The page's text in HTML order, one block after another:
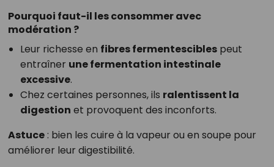
Pourquoi faut-il les consommer avec
modération ?
Leur richesse en fibres fermentesciblespeut
entraîner une fermentation intestinale
excessive.
Chez certaines personnes, ils ralentissent la
digestion et provoquent des inconforts.
Astuce: bien les cuire à la vapeur ou en soupe pour
améliorer leur digestibilité.